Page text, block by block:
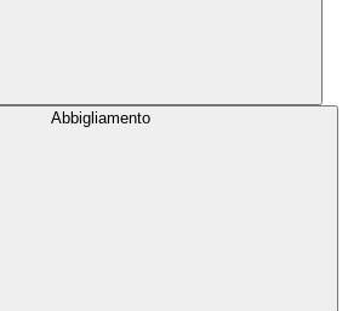
Abbigliamento